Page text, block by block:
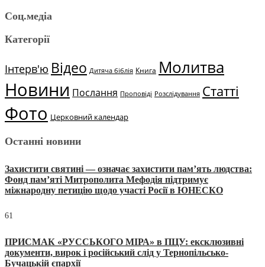
Соц.медіа
Категорії
Інтерв'ю Відео Дитяча біблія Книга Молитва
Новини Послання Проповіді Розслідування Статті
Фото Церковний календар
Останні новини
Захистити святині — означає захистити пам’ять людства:
Фонд пам’яті Митрополита Мефодія підтримує
міжнародну петицію щодо участі Росії в ЮНЕСКО
61
ПРИСМАК «РУССЬКОГО МІРА» в ПЦУ: ексклюзивні
документи, вирок і російський слід у Тернопільсько-
Бучацькій єпархії